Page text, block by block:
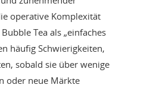
operative Komplexität
Tea als „einfaches
häufig Schwierigkeiten,
sobald sie über wenige
oder neue Märkte